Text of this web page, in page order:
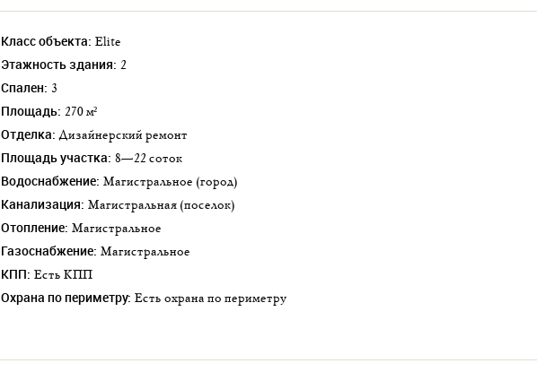
Класс объекта: Elite
Этажность здания: 2
Спален: 3
Площадь: 270 м²
Отделка: Дизайнерский ремонт
Площадь участка: 8—22 соток
Водоснабжение: Магистральное (город)
Канализация: Магистральная (поселок)
Отопление: Магистральное
Газоснабжение: Магистральное
КПП: Есть КПП
Охрана по периметру: Есть охрана по периметру